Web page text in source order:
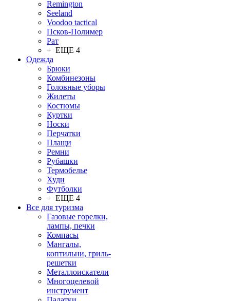
Remington
Seeland
Voodoo tactical
Псков-Полимер
Рат
+ ЕЩЕ 4
Одежда
Брюки
Комбинезоны
Головные уборы
Жилеты
Костюмы
Куртки
Носки
Перчатки
Плащи
Ремни
Рубашки
Термобелье
Худи
Футболки
+ ЕЩЕ 4
Все для туризма
Газовые горелки,
лампы, печки
Компасы
Мангалы,
коптильни, гриль-
решетки
Металлоискатели
Многоцелевой
инструмент